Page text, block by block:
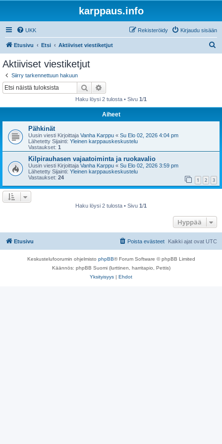
karppaus.info
UKK Kirjaudu sisään
Rekisteröidy
Etusivu Etsi Aktiiviset viestiketjut
Aktiiviset viestiketjut
Siirry tarkennettuun hakuun
Etsi
Haku löysi 2 tulosta • Sivu 1/1
Aiheet
Pähkinät
Uusin viesti Kirjoittaja Vanha Karppu « Su Elo 02, 2026 4:04 pm
Lähetetty Sijainti: Yleinen karppauskeskustelu
Vastaukset: 1
Kilpirauhasen vajaatoiminta ja ruokavalio
Uusin viesti Kirjoittaja Vanha Karppu « Su Elo 02, 2026 3:59 pm
Lähetetty Sijainti: Yleinen karppauskeskustelu
Vastaukset: 24 1 2 3
Haku löysi 2 tulosta • Sivu 1/1
Hyppää
Etusivu Kaikki ajat ovat UTC
Poista evästeet
Keskustelufoorumin ohjelmisto phpBB® Forum Software © phpBB Limited
Käännös: phpBB Suomi (lurttinen, harritapio, Pettis)
Yksityisyys | Ehdot